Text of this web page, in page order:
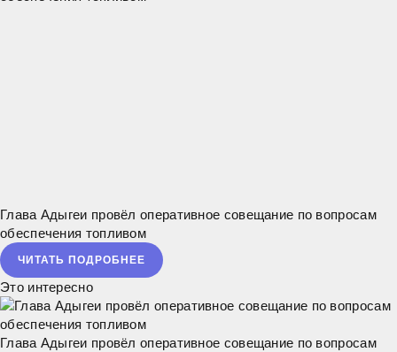
Глава Адыгеи провёл оперативное совещание по вопросам
обеспечения топливом
ЧИТАТЬ ПОДРОБНЕЕ
Это интересно
Глава Адыгеи провёл оперативное совещание по вопросам